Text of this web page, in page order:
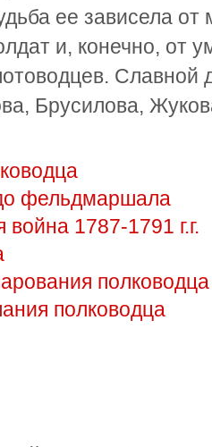
ее зависела
и, конечно, от
Славной
Брусилова,
фельдмаршала
война 1787-1791 г.г.
полководца
полководца